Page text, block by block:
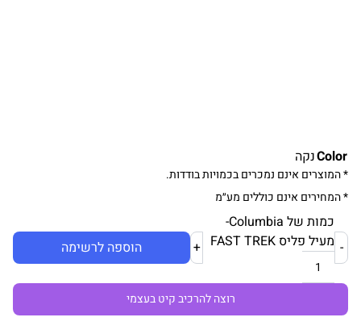
Colorנקה
* המוצרים אינם נמכרים בכמויות בודדות.
* המחירים אינם כוללים מע״מ
כמות של Columbia-
מעיל פליס FAST TREK
+ הוספה לרשימה
רוצה להרכיב קיט בעצמי